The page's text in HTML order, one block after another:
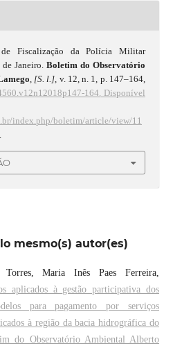
Fiscalização da Polícia Militar
de Janeiro.Boletim do Observatório
[S. l.] , v. 12, n. 1, p. 147–164,
164. Disponível
index.php/boletim/article/view/11
mesmo(s) autor(es)
Torres, Maria Inês Paes Ferreira,
aplicados à gestão participativa dos
para pagamento por serviços
à região da bacia hidrográfica do
do Observatório Ambiental Alberto